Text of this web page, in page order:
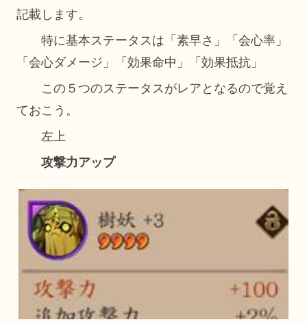
記載します。
特に基本ステータスは「素早さ」「会心率」
「会心ダメージ」「効果命中」「効果抵抗」
この５つのステータスがレアとなるので覚え
ておこう。
左上
攻撃力アップ